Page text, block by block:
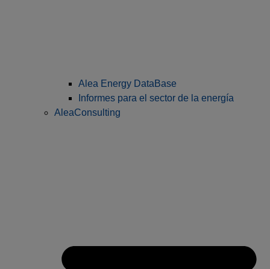
Alea Energy DataBase
Informes para el sector de la energía
AleaConsulting